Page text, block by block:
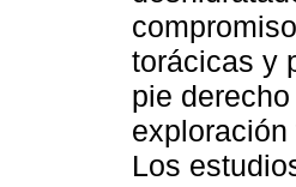
torácicas y
pie
Los